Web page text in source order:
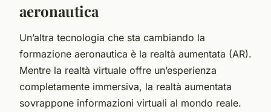
aeronautica
Un’altra tecnologia che sta cambiando la
formazione aeronautica è la realtà aumentata (AR).
Mentre la realtà virtuale offre un’esperienza
completamente immersiva, la realtà aumentata
sovrappone informazioni virtuali al mondo reale.